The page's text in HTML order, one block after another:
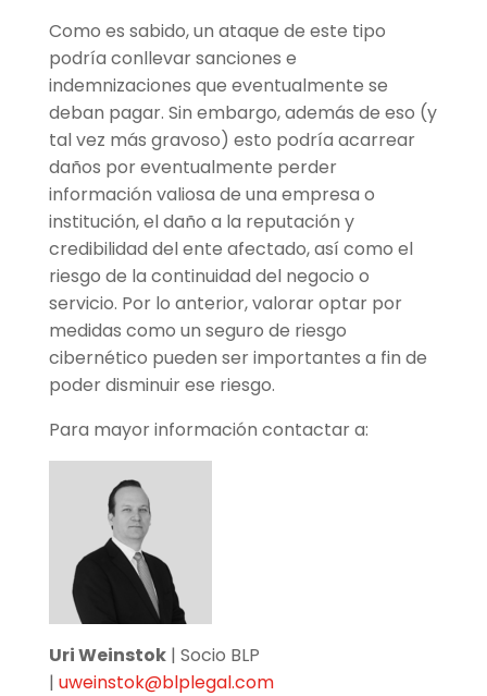
Como es sabido, un ataque de este tipo
podría conllevar sanciones e
indemnizaciones que eventualmente se
deban pagar. Sin embargo, además de eso (y
tal vez más gravoso) esto podría acarrear
daños por eventualmente perder
información valiosa de una empresa o
institución, el daño a la reputación y
credibilidad del ente afectado, así como el
riesgo de la continuidad del negocio o
servicio. Por lo anterior, valorar optar por
medidas como un seguro de riesgo
cibernético pueden ser importantes a fin de
poder disminuir ese riesgo.
Para mayor información contactar a:
Uri Weinstok| Socio BLP
| uweinstok@blplegal.com